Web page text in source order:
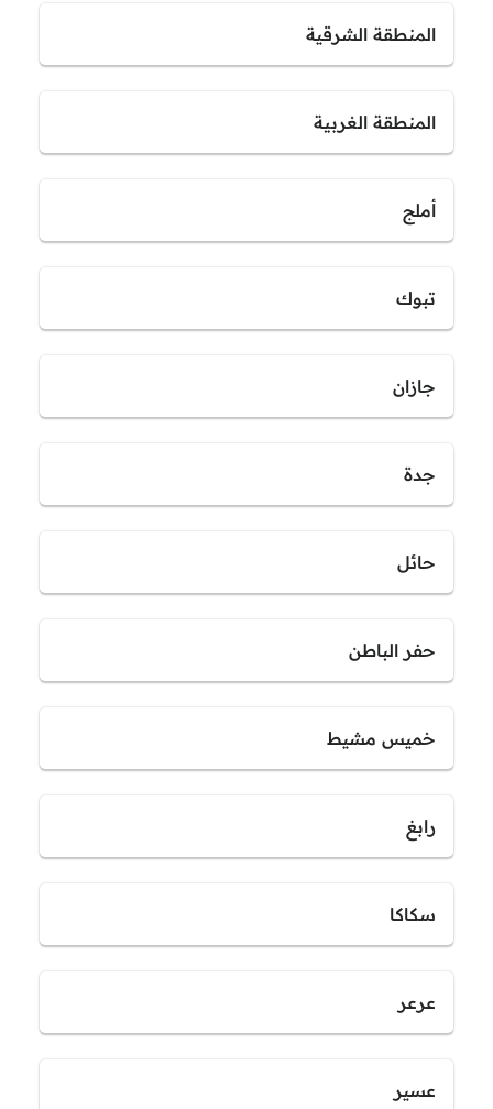
المنطقة الشرقية
المنطقة الغربية
أملج
تبوك
جازان
جدة
حائل
حفر الباطن
خميس مشيط
رابغ
سكاكا
عرعر
عسير